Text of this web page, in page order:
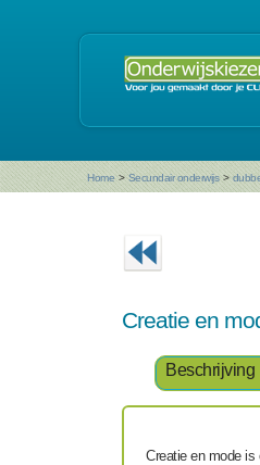
Home > Secundair onderwijs >
Creatie en
Beschrijving
Creatie en mode is